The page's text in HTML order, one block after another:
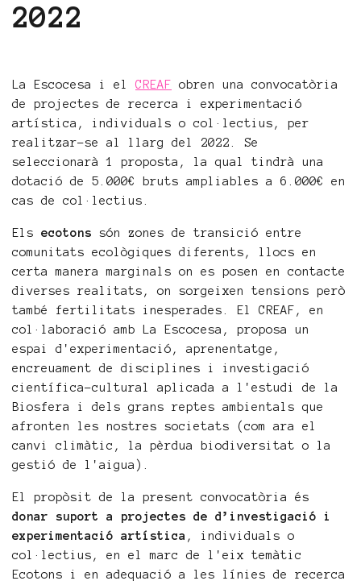
2022
La Escocesa i el CREAF obren una convocatòria
de projectes de recerca i experimentació
artística, individuals o col·lectius, per
realitzar-se al llarg del 2022. Se
seleccionarà 1 proposta, la qual tindrà una
dotació de 5.000€ bruts ampliables a 6.000€ en
cas de col·lectius.
Els ecotons són zones de transició entre
comunitats ecològiques diferents, llocs en
certa manera marginals on es posen en contacte
diverses realitats, on sorgeixen tensions però
també fertilitats inesperades. El CREAF, en
col·laboració amb La Escocesa, proposa un
espai d'experimentació, aprenentatge,
encreuament de disciplines i investigació
científica-cultural aplicada a l'estudi de la
Biosfera i dels grans reptes ambientals que
afronten les nostres societats (com ara el
canvi climàtic, la pèrdua biodiversitat o la
gestió de l'aigua).
El propòsit de la present convocatòria és
donar suport a projectes de d’investigació i
experimentació artística , individuals o
col·lectius, en el marc de l'eix temàtic
Ecotons i en adequació a les línies de recerca